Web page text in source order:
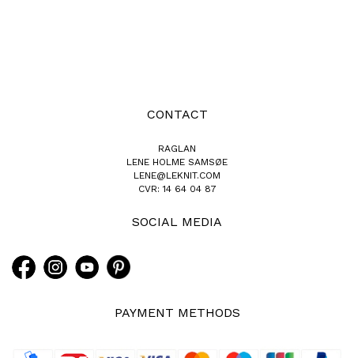
CONTACT
RAGLAN
LENE HOLME SAMSØE
LENE@LEKNIT.COM
CVR: 14 64 04 87
SOCIAL MEDIA
PAYMENT METHODS